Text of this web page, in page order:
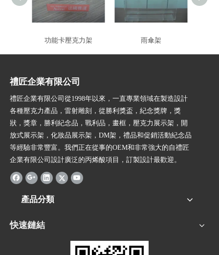
功能卡壓克力架 雨傘架
禮匠企業有限公司
禮匠企業有限公司從1998年以來，一直專業領域在製造設計
各種壓克力產品，雷射雕刻，從勝利獎盃，紀念獎牌，獎
狀，獎章，勝利紀念品，戰利品，畫框，壓克力展示架，開
放式展示架，化妝品展示架，DM架，禮品和促銷活動紀念品
等經驗非常豐富。我們正在從事的OEM和非常強大的自禮匠
企業有限公司設計廣泛的丙烯酸項目，訂製設計最歡迎。
產品分類
快速鏈結